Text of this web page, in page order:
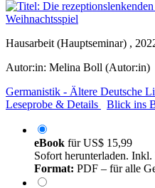
Hausarbeit (Hauptseminar) ,
Autor:in: Melina Boll (Autor:in)
Germanistik - Ältere Deutsche
Leseprobe & Details
Blick ins
eBook fürUS$ 15,99
Sofort herunterladen.
Format: PDF – für alle